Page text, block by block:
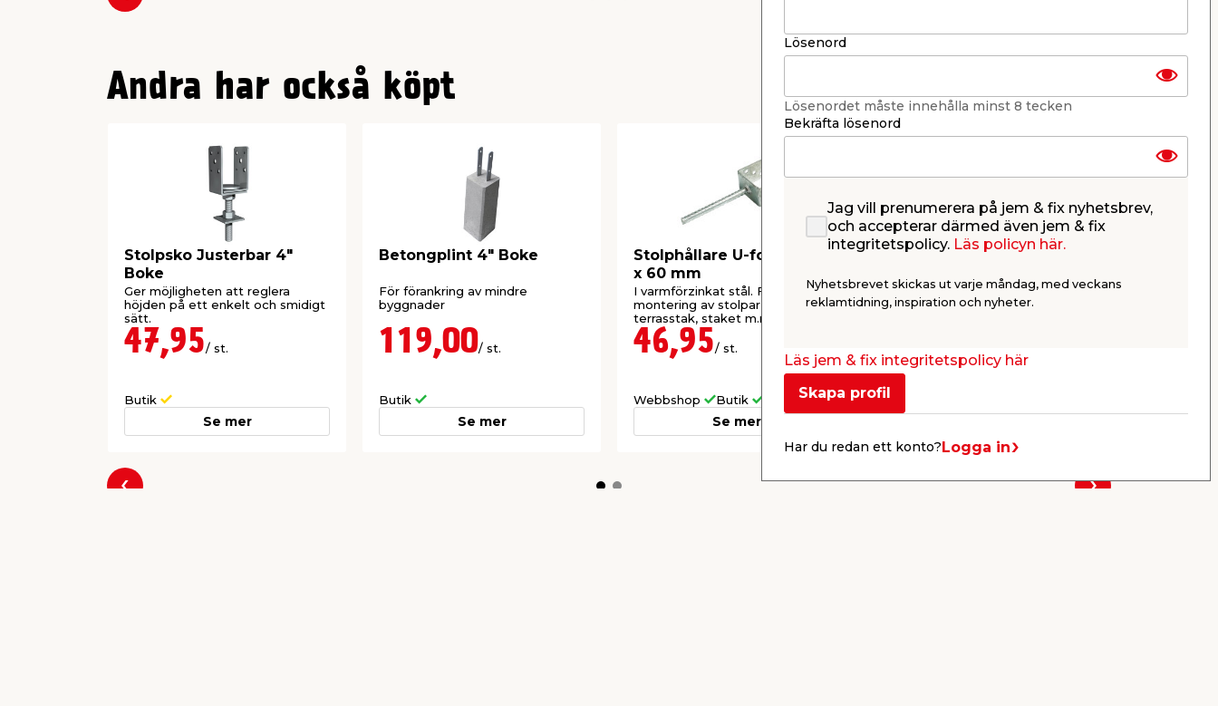
Föregående
Andra har också köpt
Stolpsko Justerbar 4"
Boke
Ger möjligheten att reglera
höjden på ett enkelt och smidigt
sätt.
47,95/ st.
Butik
Se mer
Betongplint 4" Boke
För förankring av mindre
byggnader
119,00/ st.
Butik
Se mer
Stolphållare U-formad 98
x 60 mm
I varmförzinkat stål. För
montering av stolpar till carports,
terrasstak, staket m.m.
46,95/ st.
Webbshop Butik
Se mer
Regel Impregnerad 45 x
Wood
Tryckimpregnerad NTR-A. Klass
C24.
44,95
Butik
Lösenord
Lösenordet måste innehålla minst 8 tecken
Bekräfta lösenord
Jag vill prenumerera på jem & fix nyhetsbrev,
och accepterar därmed även jem & fix
integritetspolicy. Läs policyn här.
Nyhetsbrevet skickas ut varje måndag, med veckans
reklamtidning, inspiration och nyheter.
Läs jem & fix integritetspolicy här
Skapa profil
Har du redan ett konto?Logga in